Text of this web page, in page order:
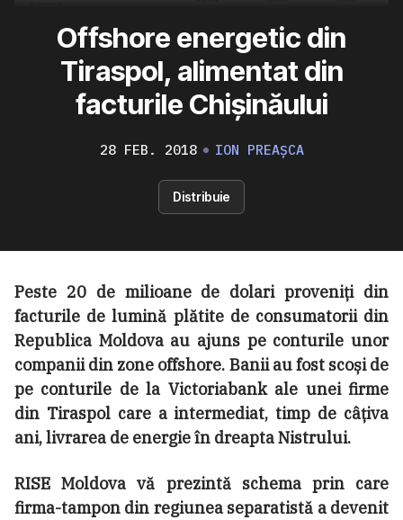
Offshore energetic din
Tiraspol, alimentat din
facturile Chișinăului
28 FEB. 2018 ION PREAȘCA
Distribuie
Peste 20 de milioane de dolari proveniți din
facturile de lumină plătite de consumatorii din
Republica Moldova au ajuns pe conturile unor
companii din zone offshore. Banii au fost scoși de
pe conturile de la Victoriabank ale unei firme
din Tiraspol care a intermediat, timp de câțiva
ani, livrarea de energie în dreapta Nistrului.
RISE Moldova vă prezintă schema prin care
firma-tampon din regiunea separatistă a devenit